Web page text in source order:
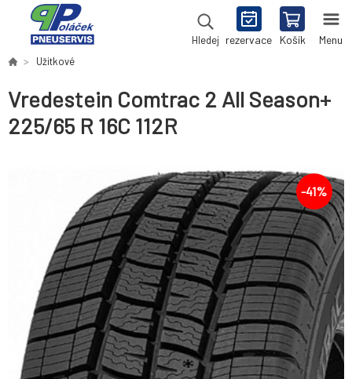
Hledej rezervace Košík Menu
Užitkové
Vredestein Comtrac 2 All Season+
225/65 R 16C 112R
-41%